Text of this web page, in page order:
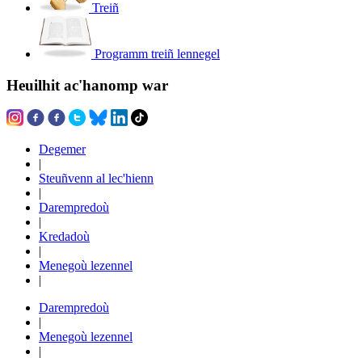
Treiñ
Programm treiñ lennegel
Heuilhit ac'hanomp war
Degemer
|
Steuñvenn al lec'hienn
|
Darempredoù
|
Kredadoù
|
Menegoù lezennel
|
Darempredoù
|
Menegoù lezennel
|